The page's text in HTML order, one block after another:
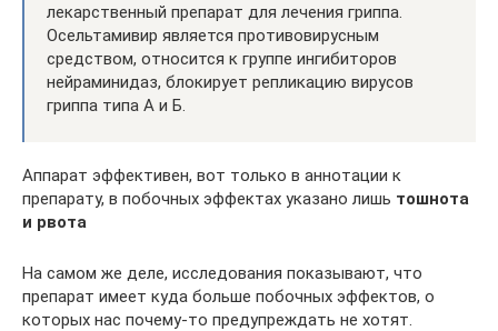
лекарственный препарат для лечения гриппа.
Осельтамивир является противовирусным
средством, относится к группе ингибиторов
нейраминидаз, блокирует репликацию вирусов
гриппа типа А и Б.
Аппарат эффективен, вот только в аннотации к
препарату, в побочных эффектах указано лишь тошнота
и рвота
На самом же деле, исследования показывают, что
препарат имеет куда больше побочных эффектов, о
которых нас почему-то предупреждать не хотят.